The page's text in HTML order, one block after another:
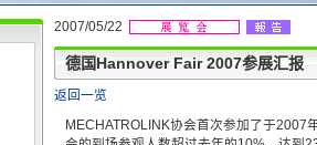
2007/05/22
德国Hannover Fair 2007参展汇报
返回一览
MECHATROLINK协会首次参加了于2007